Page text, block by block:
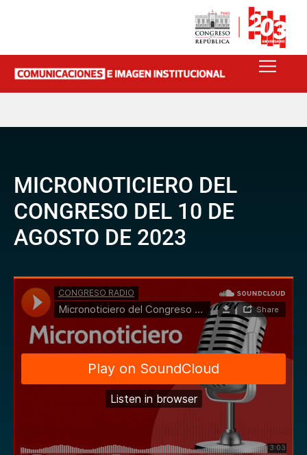
MICRONOTICIERO DEL
CONGRESO DEL 10 DE
AGOSTO DE 2023